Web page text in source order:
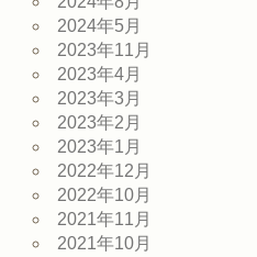
2024年5月
2023年11月
2023年4月
2023年3月
2023年2月
2023年1月
2022年12月
2022年10月
2021年11月
2021年10月